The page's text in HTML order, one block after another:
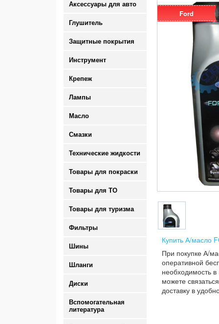
Аксессуары для авто
Глушитель
Защитные покрытия
Инструмент
Крепеж
Лампы
Масло
Смазки
Технические жидкости
Товары для покраски
Товары для ТО
Товары для туризма
Фильтры
Шины
Шланги
Диски
Вспомогательная
литература
Ford
Купить А/масло
При покупке А/
оперативной
необходимость
можете
доставку в